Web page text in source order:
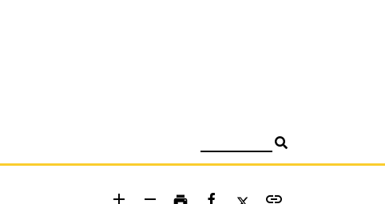
add remove print link